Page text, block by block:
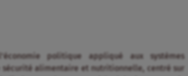
politique appliqué aux systèmes
alimentaire et nutritionnelle, centré sur